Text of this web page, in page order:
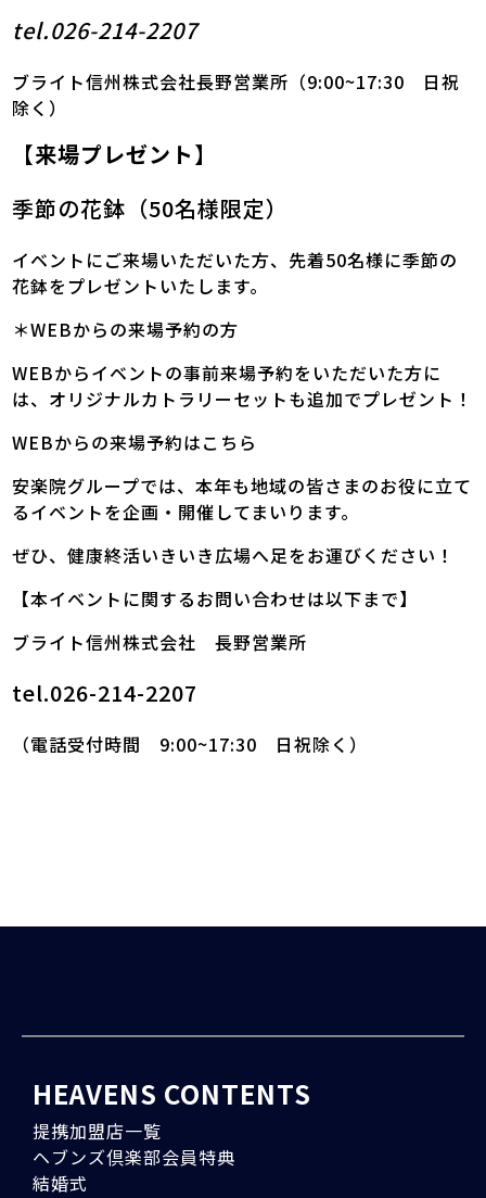
tel.026-214-2207
ブライト信州株式会社長野営業所（9:00~17:30 日祝
除く）
【来場プレゼント】
季節の花鉢（50名様限定）
イベントにご来場いただいた方、先着50名様に季節の
花鉢をプレゼントいたします。
＊WEBからの来場予約の方
WEBからイベントの事前来場予約をいただいた方に
は、オリジナルカトラリーセットも追加でプレゼント！
WEBからの来場予約はこちら
安楽院グループでは、本年も地域の皆さまのお役に立て
るイベントを企画・開催してまいります。
ぜひ、健康終活いきいき広場へ足をお運びください！
【本イベントに関するお問い合わせは以下まで】
ブライト信州株式会社 長野営業所
tel.026-214-2207
（電話受付時間 9:00~17:30 日祝除く）
HEAVENS CONTENTS
提携加盟店一覧
ヘブンズ倶楽部会員特典
結婚式